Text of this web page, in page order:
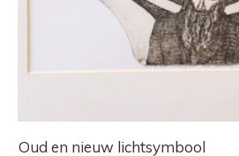
Oud en nieuw lichtsymbool